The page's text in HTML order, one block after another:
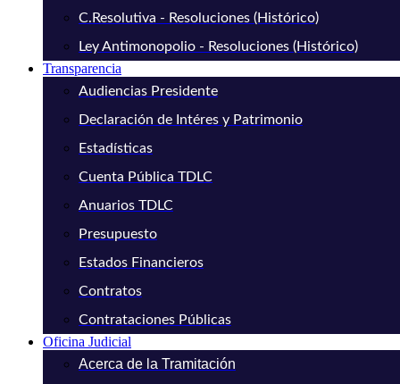
C.Resolutiva - Resoluciones (Histórico)
Ley Antimonopolio - Resoluciones (Histórico)
Transparencia
Audiencias Presidente
Declaración de Intéres y Patrimonio
Estadísticas
Cuenta Pública TDLC
Anuarios TDLC
Presupuesto
Estados Financieros
Contratos
Contrataciones Públicas
Oficina Judicial
Acerca de la Tramitación